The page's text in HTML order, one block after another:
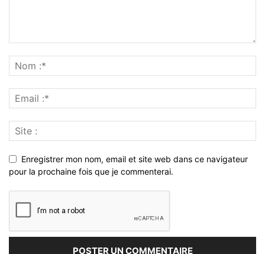
Enregistrer mon nom, email et site web dans ce navigateur
pour la prochaine fois que je commenterai.